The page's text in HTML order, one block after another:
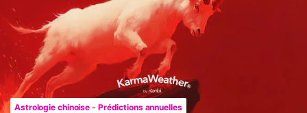
Astrologie chinoise - Prédictions annuelles